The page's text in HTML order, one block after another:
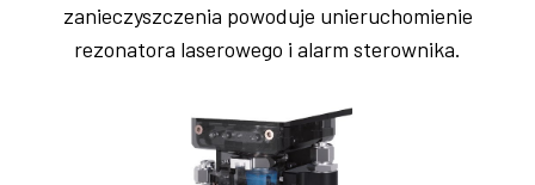
zanieczyszczenia powoduje unieruchomienie
rezonatora laserowego i alarm sterownika.